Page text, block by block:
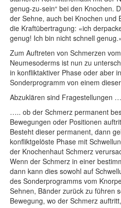
genug-zu-sein“ bei den Knochen.
der Sehne, auch bei Knochen und
die Kraftübertragung: «ich
genug! Ich bin nicht schnell
Zum Auftreten von Schmerzen
Neumesoderms ist nun zu
in konfliktaktiver Phase oder aber
Sonderprogramm von einem
Abzuklären sind Fragestellungen
….. ob der Schmerz permanent
Bewegungen oder Positionen
Besteht dieser permanent, dann
konfliktgelöste Phase mit
der Knochenhaut Schmerz
Wenn der Schmerz in einer
dann kann dies sowohl auf
des Sonderprogramms vom
Sehnen, Bänder zurück zu führen
Bewegung, wo der Schmerz